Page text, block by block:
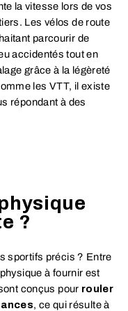
la vitesse lors de vos
Les vélos de route
parcourir de
accidentés tout en
grâce à la légèreté
les VTT, il existe
répondant à des
?
sportifs précis ? Entre
à fournir est
conçus pour rouler
, ce qui résulte à